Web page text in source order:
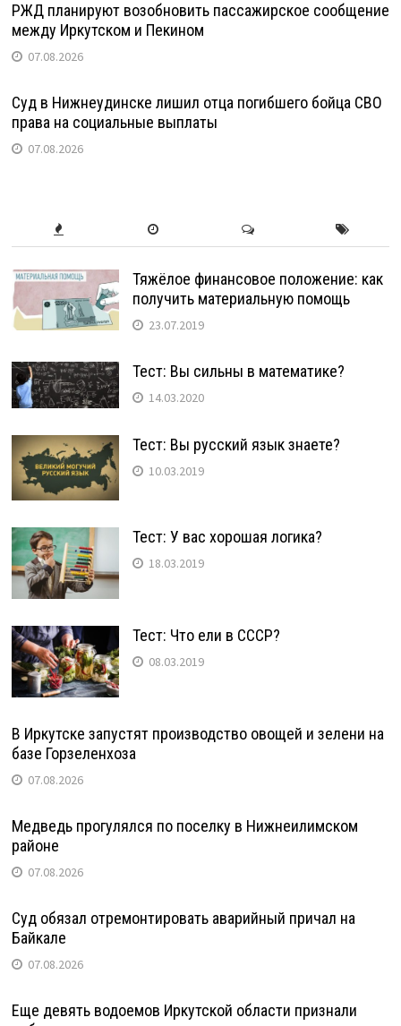
РЖД планируют возобновить пассажирское сообщение
между Иркутском и Пекином
07.08.2026
Суд в Нижнеудинске лишил отца погибшего бойца СВО
права на социальные выплаты
07.08.2026
Тяжёлое финансовое положение: как
получить материальную помощь
23.07.2019
Тест: Вы сильны в математике?
14.03.2020
Тест: Вы русский язык знаете?
10.03.2019
Тест: У вас хорошая логика?
18.03.2019
Тест: Что ели в СССР?
08.03.2019
В Иркутске запустят производство овощей и зелени на
базе Горзеленхоза
07.08.2026
Медведь прогулялся по поселку в Нижнеилимском
районе
07.08.2026
Суд обязал отремонтировать аварийный причал на
Байкале
07.08.2026
Еще девять водоемов Иркутской области признали